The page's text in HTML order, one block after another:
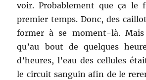
voir. Probablement que ça le
premier temps. Donc, des
former à se moment-là. Mais
qu’au bout de quelques
d’heures, l’eau des cellules
le circuit sanguin afin de le